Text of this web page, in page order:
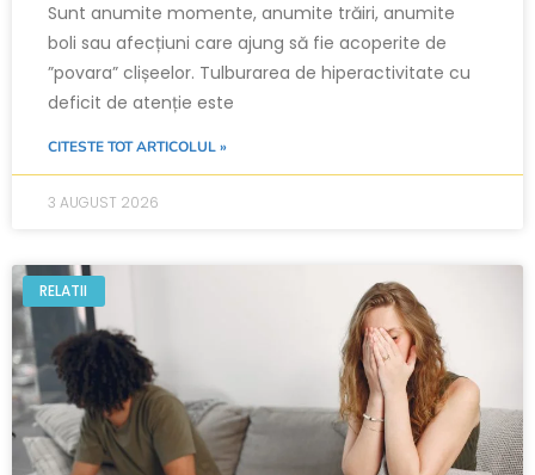
Sunt anumite momente, anumite trăiri, anumite
boli sau afecțiuni care ajung să fie acoperite de
”povara” clișeelor. Tulburarea de hiperactivitate cu
deficit de atenție este
CITESTE TOT ARTICOLUL »
3 AUGUST 2026
RELATII